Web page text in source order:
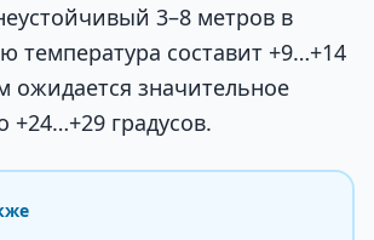
3–8 метров в
температура составит +9…+14
ожидается значительное
+24…+29 градусов.